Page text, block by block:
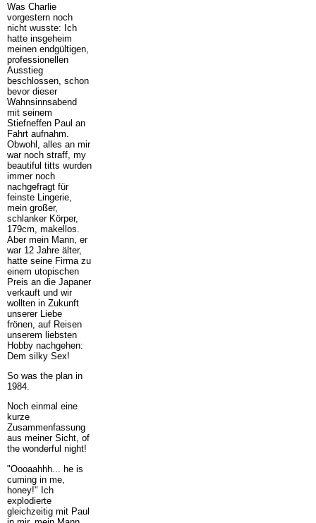
Was Charlie
vorgestern noch
nicht wusste: Ich
hatte insgeheim
meinen endgültigen,
professionellen
Ausstieg
beschlossen, schon
bevor dieser
Wahnsinnsabend
mit seinem
Stiefneffen Paul an
Fahrt aufnahm.
Obwohl, alles an mir
war noch straff, my
beautiful titts wurden
immer noch
nachgefragt für
feinste Lingerie,
mein großer,
schlanker Körper,
179cm, makellos.
Aber mein Mann, er
war 12 Jahre älter,
hatte seine Firma zu
einem utopischen
Preis an die Japaner
verkauft und wir
wollten in Zukunft
unserer Liebe
frönen, auf Reisen
unserem liebsten
Hobby nachgehen:
Dem silky Sex!
So was the plan in
1984.
Noch einmal eine
kurze
Zusammenfassung
aus meiner Sicht, of
the wonderful night!
"Oooaahhh... he is
cuming in me,
honey!" Ich
explodierte
gleichzeitig mit Paul